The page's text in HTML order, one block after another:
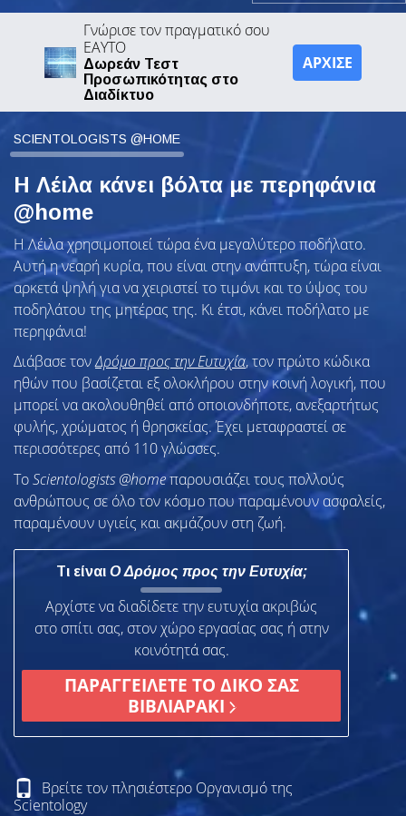
Γνώρισε τον πραγματικό σου
ΕΑΥΤΟ
Δωρεάν Τεστ
Προσωπικότητας στο
Διαδίκτυο
ΑΡΧΙΣΕ
SCIENTOLOGISTS @HOME
Η Λέιλα κάνει βόλτα με περηφάνια
@home
Η Λέιλα χρησιμοποιεί τώρα ένα μεγαλύτερο ποδήλατο.
Αυτή η νεαρή κυρία, που είναι στην ανάπτυξη, τώρα είναι
αρκετά ψηλή για να χειριστεί το τιμόνι και το ύψος του
ποδηλάτου της μητέρας της. Κι έτσι, κάνει ποδήλατο με
περηφάνια!
Διάβασε τονΔρόμο προς την Ευτυχία, τον πρώτο κώδικα
ηθών που βασίζεται εξ ολοκλήρου στην κοινή λογική, που
μπορεί να ακολουθηθεί από οποιονδήποτε, ανεξαρτήτως
φυλής, χρώματος ή θρησκείας. Έχει μεταφραστεί σε
περισσότερες από 110 γλώσσες.
ToScientologists @homeπαρουσιάζει τους πολλούς
ανθρώπους σε όλο τον κόσμο που παραμένουν ασφαλείς,
παραμένουν υγιείς και ακμάζουν στη ζωή.
Τι είναι Ο Δρόμος προς την Ευτυχία;
Αρχίστε να διαδίδετε την ευτυχία ακριβώς
στο σπίτι σας, στον χώρο εργασίας σας ή στην
κοινότητά σας.
ΠΑΡΑΓΓΕΙΛΕΤΕ ΤΟ ΔΙΚΟ ΣΑΣ
ΒΙΒΛΙΑΡΑΚΙ
Βρείτε τον πλησιέστερο Οργανισμό της
Scientology